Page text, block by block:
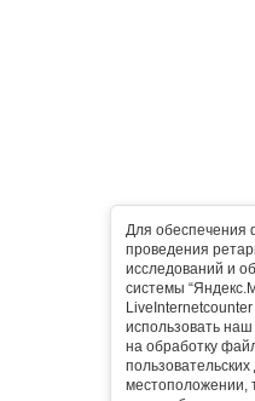
Для обеспечения
проведения
исследований и
системы
использовать
на обработку
местоположении,